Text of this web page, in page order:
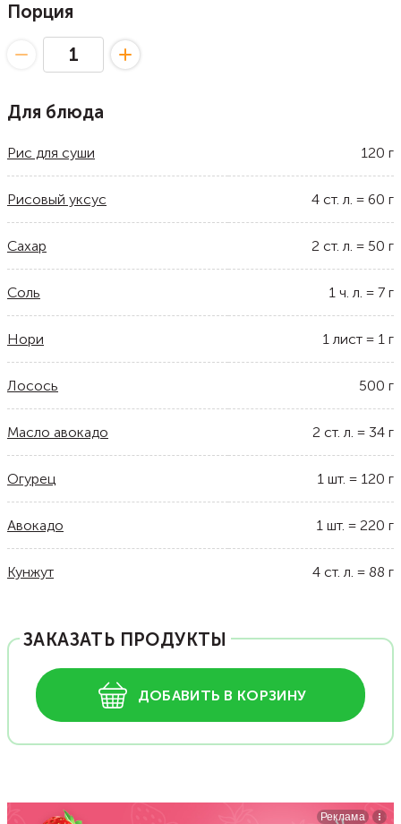
Порция
Для блюда
Рис для суши 120 г
Рисовый уксус 4 ст. л. = 60 г
Сахар 2 ст. л. = 50 г
Соль 1 ч. л. = 7 г
Нори 1 лист = 1 г
Лосось 500 г
Масло авокадо 2 ст. л. = 34 г
Огурец 1 шт. = 120 г
Авокадо 1 шт. = 220 г
Кунжут 4 ст. л. = 88 г
ЗАКАЗАТЬ ПРОДУКТЫ
ДОБАВИТЬ В КОРЗИНУ